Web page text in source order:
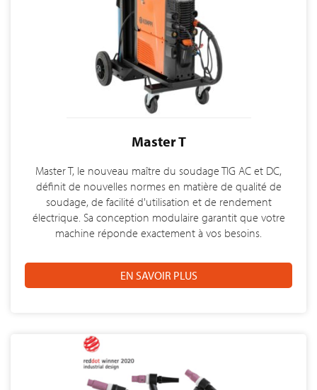
Master T
Master T, le nouveau maître du soudage TIG AC et DC,
définit de nouvelles normes en matière de qualité de
soudage, de facilité d'utilisation et de rendement
électrique. Sa conception modulaire garantit que votre
machine réponde exactement à vos besoins.
EN SAVOIR PLUS